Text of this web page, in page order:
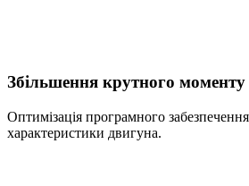
Збільшення крутного моменту
Оптимізація програмного
характеристики двигуна.